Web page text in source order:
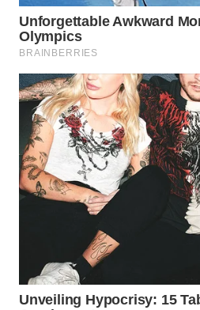
WN
KARAWANG
WN
BEKASI
WN
BOGOR
WN
TAPANULI
UTARA